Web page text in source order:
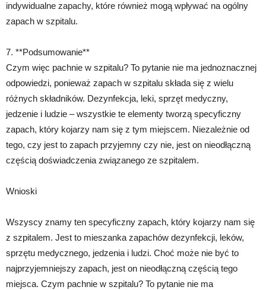
indywidualne zapachy, które również mogą wpływać na ogólny
zapach w szpitalu.
7. **Podsumowanie**
Czym więc pachnie w szpitalu? To pytanie nie ma jednoznacznej
odpowiedzi, ponieważ zapach w szpitalu składa się z wielu
różnych składników. Dezynfekcja, leki, sprzęt medyczny,
jedzenie i ludzie – wszystkie te elementy tworzą specyficzny
zapach, który kojarzy nam się z tym miejscem. Niezależnie od
tego, czy jest to zapach przyjemny czy nie, jest on nieodłączną
częścią doświadczenia związanego ze szpitalem.
Wnioski
Wszyscy znamy ten specyficzny zapach, który kojarzy nam się
z szpitalem. Jest to mieszanka zapachów dezynfekcji, leków,
sprzętu medycznego, jedzenia i ludzi. Choć może nie być to
najprzyjemniejszy zapach, jest on nieodłączną częścią tego
miejsca. Czym pachnie w szpitalu? To pytanie nie ma